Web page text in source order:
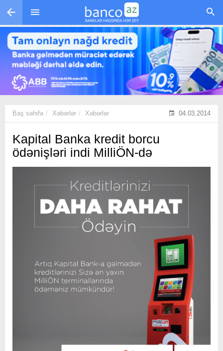
Skip to main content
Baş səhifə Xəbərlər Xəbərlər 04.03.2014
Kapital Banka kredit borcu
ödənişləri indi MilliÖN-də